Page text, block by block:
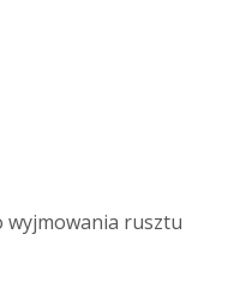
wyjmowania rusztu